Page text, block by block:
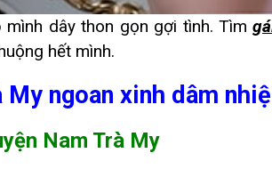
dây thon gọn gợi tình. Tìm
hết mình.
My ngoan xinh dâm
Nam Trà My